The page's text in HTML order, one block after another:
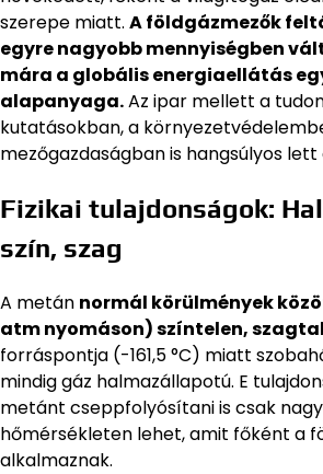
szerepe miatt. A földgázmezők
egyre nagyobb mennyiségben
mára a globális energiaellátás
alapanyaga.Az ipar mellett a
kutatásokban, a
mezőgazdaságban is hangsúlyos lett
Fizikai tulajdonságok:
szín, szag
A metán normál körülmények
atm nyomáson) színtelen,
forráspontja (-161,5 °C) miatt
mindig gáz halmazállapotú. E
metánt cseppfolyósítani is csak
hőmérsékleten lehet, amit főként a
alkalmaznak.